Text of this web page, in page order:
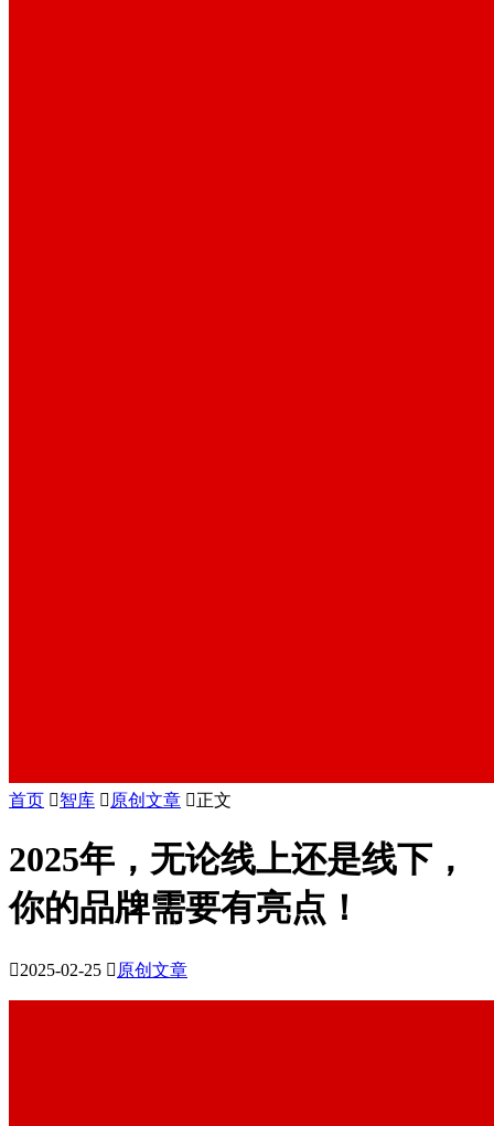
首页 智库  原创文章 正文
2025年，无论线上还是线下，
你的品牌需要有亮点！
2025-02-25  原创文章